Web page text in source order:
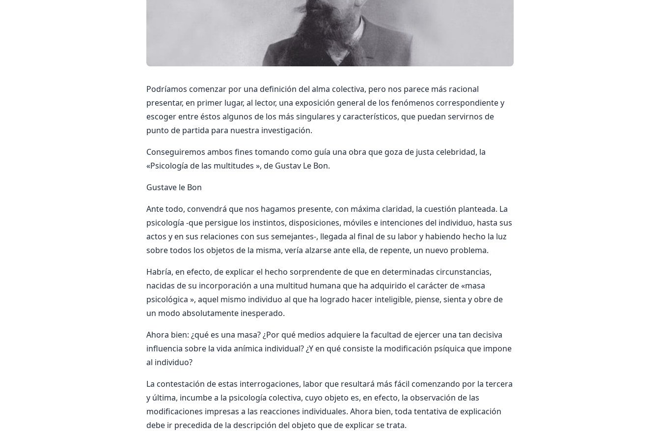
Podrí­amos comenzar por una definición del alma colectiva, pero nos parece más racional
presentar, en primer lugar, al lector, una exposición general de los fenómenos correspondiente y
escoger entre éstos algunos de los más singulares y caracterí­sticos, que puedan servirnos de
punto de partida para nuestra investigación.
Conseguiremos ambos fines tomando como guí­a una obra que goza de justa celebridad, la
«Psicologí­a de las multitudes », de Gustav Le Bon.
Gustave le Bon
Ante todo, convendrá que nos hagamos presente, con máxima claridad, la cuestión planteada. La
psicologí­a -que persigue los instintos, disposiciones, móviles e intenciones del individuo, hasta sus
actos y en sus relaciones con sus semejantes-, llegada al final de su labor y habiendo hecho la luz
sobre todos los objetos de la misma, verí­a alzarse ante ella, de repente, un nuevo problema.
Habrí­a, en efecto, de explicar el hecho sorprendente de que en determinadas circunstancias,
nacidas de su incorporación a una multitud humana que ha adquirido el carácter de «masa
psicológica », aquel mismo individuo al que ha logrado hacer inteligible, piense, sienta y obre de
un modo absolutamente inesperado.
Ahora bien: ¿qué es una masa? ¿Por qué medios adquiere la facultad de ejercer una tan decisiva
influencia sobre la vida aní­mica individual? ¿Y en qué consiste la modificación psí­quica que impone
al individuo?
La contestación de estas interrogaciones, labor que resultará más fácil comenzando por la tercera
y última, incumbe a la psicologí­a colectiva, cuyo objeto es, en efecto, la observación de las
modificaciones impresas a las reacciones individuales. Ahora bien, toda tentativa de explicación
debe ir precedida de la descripción del objeto que de explicar se trata.